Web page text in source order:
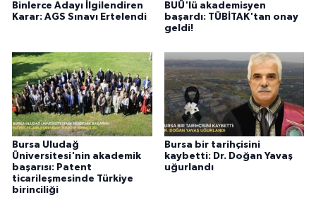
Binlerce Adayı İlgilendiren
Karar: AGS Sınavı Ertelendi
BUÜ'lü akademisyen
başardı: TÜBİTAK'tan onay
geldi!
Bursa Uludağ
Üniversitesi'nin akademik
başarısı: Patent
ticarileşmesinde Türkiye
birinciliği
Bursa bir tarihçisini
kaybetti: Dr. Doğan Yavaş
uğurlandı